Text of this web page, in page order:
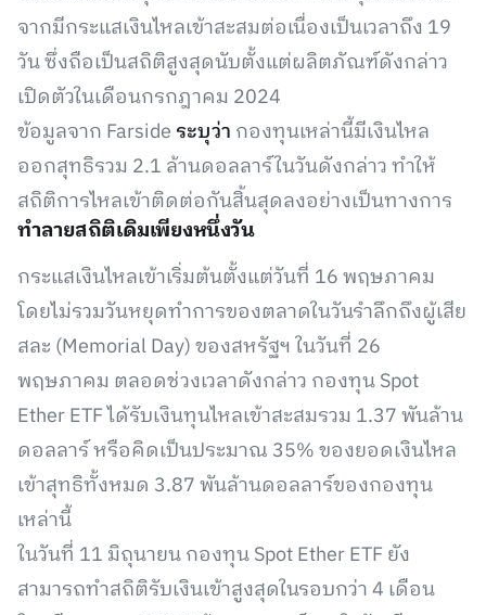
จากมีกระแสเงินไหลเข้าสะสมต่อเนื่องเป็นเวลาถึง 19
วัน ซึ่งถือเป็นสถิติสูงสุดนับตั้งแต่ผลิตภัณฑ์ดังกล่าว
เปิดตัวในเดือนกรกฎาคม 2024
ข้อมูลจาก Farside ระบุว่า กองทุนเหล่านี้มีเงินไหล
ออกสุทธิรวม 2.1 ล้านดอลลาร์ในวันดังกล่าว ทำให้
สถิติการไหลเข้าติดต่อกันสิ้นสุดลงอย่างเป็นทางการ
ทำลายสถิติเดิมเพียงหนึ่งวัน
กระแสเงินไหลเข้าเริ่มต้นตั้งแต่วันที่ 16 พฤษภาคม
โดยไม่รวมวันหยุดทำการของตลาดในวันรำลึกถึงผู้เสีย
สละ (Memorial Day) ของสหรัฐฯ ในวันที่ 26
พฤษภาคม ตลอดช่วงเวลาดังกล่าว กองทุน Spot
Ether ETF ได้รับเงินทุนไหลเข้าสะสมรวม 1.37 พันล้าน
ดอลลาร์ หรือคิดเป็นประมาณ 35% ของยอดเงินไหล
เข้าสุทธิทั้งหมด 3.87 พันล้านดอลลาร์ของกองทุน
เหล่านี้
ในวันที่ 11 มิถุนายน กองทุน Spot Ether ETF ยัง
สามารถทำสถิติรับเงินเข้าสูงสุดในรอบกว่า 4 เดือน